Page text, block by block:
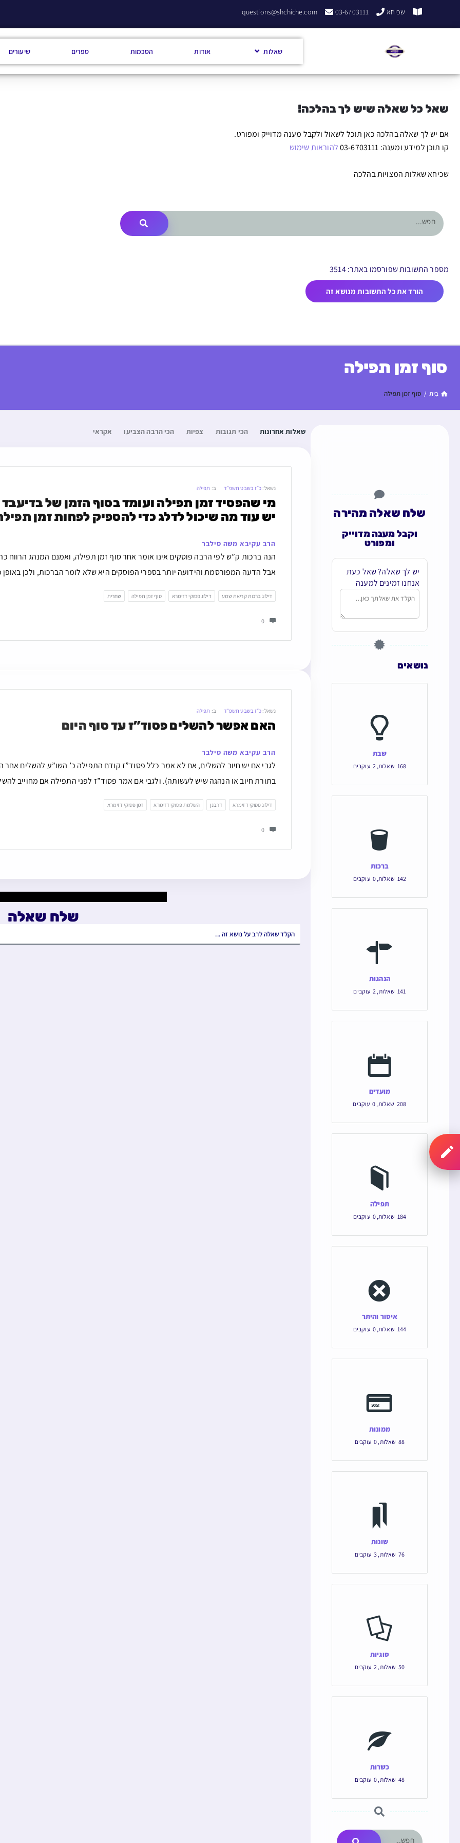
שכיחא 03-6703111
questions@shchiche.com
שאלות אודות הסכמות ספרים שיעורים
שאל כל שאלה שיש לך בהלכה!
אם יש לך שאלה בהלכה כאן תוכל לשאול ולקבל מענה מדוייק ומפורט.
קו תוכן למידע ומענה: 03-6703111
להוראות שימוש
שכיחא שאלות המצויות בהלכה
מספר התשובות שפורסמו באתר: 3514
הורד את כל התשובות מנושא זה
סוף זמן תפילה
בַּיִת / סוף זמן תפילה
שאלות אחרונות הכי תגובות צפיות הכי הרבה הצביעו אקראי
נשאל: כ״ז בשבט תשפ״ד ב: תפילה
יש עוד מה שיכול לדלג כדי להספיק לפחות זמן
הרב עקיבא משה סילבר
הנה ברכות ק”ש לפי הרבה פוסקים אינו אומר אחר סוף זמן תפילה, ואמנם המנהג הרווח
אבל הדעה המפורסמת והידועה יותר בספרי הפוסקים היא שלא לומר הברכות, ולכן באופן
דילוג ברכות קריאת שמע דילוג פסוקי דזימרא סוף זמן תפילה שחרית
0
נשאל: כ״ז בשבט תשפ״ד ב: תפילה
האם אפשר להשלים פסוד”ז עד סוף היום
הרב עקיבא משה סילבר
לגבי אם יש חיוב להשלים, אם לא אמר כלל פסוד”ז קודם התפילה כ’ השו”ע להשלים
בתורת חיוב או הנהגה שיש לעשותה). ולגבי אם אמר פסוד”ז לפני התפילה אם מחוייב
דילוג פסוקי דזימרא דרבנן השלמת פסוקי דזימרא זמן פסוקי דזימרא
0
שלח שאלה
שלח שאלה מהירה
וקבל מענה מדוייק
ומפורט
יש לך שאלה? שאל כעת
אנחנו זמינים למענה
נושאים
שבת
168 שאלות,
2 עוקבים
ברכות
142 שאלות,
0 עוקבים
הנהגות
141 שאלות,
2 עוקבים
מועדים
208 שאלות,
0 עוקבים
תפילה
184 שאלות,
0 עוקבים
איסור והיתר
144 שאלות,
0 עוקבים
ממונות
88 שאלות,
0 עוקבים
שונות
76 שאלות,
3 עוקבים
סוגיות
50 שאלות,
2 עוקבים
כשרות
48 שאלות,
0 עוקבים